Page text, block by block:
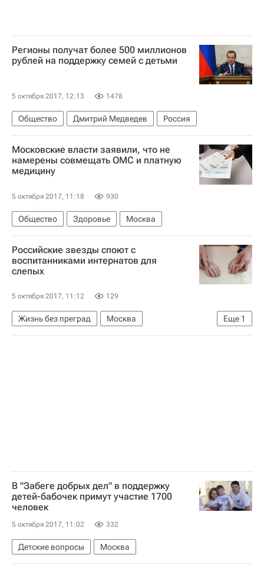
Регионы получат более 500 миллионов
рублей на поддержку семей с детьми
5 октября 2017, 12:13 1478
Общество Дмитрий Медведев Россия
Московские власти заявили, что не
намерены совмещать ОМС и платную
медицину
5 октября 2017, 11:18 930
Общество Здоровье Москва
Российские звезды споют с
воспитанниками интернатов для
слепых
5 октября 2017, 11:12 129
Еще 1
Жизнь без преград
Москва
Со-единение (фонд)
В "Забеге добрых дел" в поддержку
детей-бабочек примут участие 1700
человек
5 октября 2017, 11:02 332
Детские вопросы Москва